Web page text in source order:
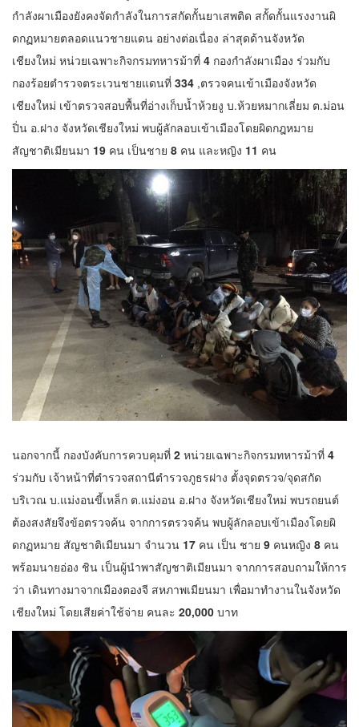
กำลังผาเมืองยังคงจัดกำลังในการสกัดกั้นยาเสพติด สกั้ดกั้นแรงงานผิ
ดกฏหมายตลอดแนวชายแดน อย่างต่อเนื่อง ล่าสุดด้านจังหวัด
เชียงใหม่ หน่วยเฉพาะกิจกรมทหารม้าที่ 4 กองกำลังผาเมือง ร่วมกับ
กองร้อยตำรวจตระเวนชายแดนที่ 334 ,ตรวจคนเข้าเมืองจังหวัด
เชียงใหม่ เข้าตรวจสอบพื้นที่อ่างเก็บน้ำห้วยงู บ.ห้วยหมากเลี่ยม ต.ม่อน
ปิ่น อ.ฝาง จังหวัดเชียงใหม่ พบผู้ลักลอบเข้าเมืองโดยผิดกฎหมาย
สัญชาติเมียนมา 19 คน เป็นชาย 8 คน และหญิง 11 คน
นอกจากนี้ กองบังคับการควบคุมที่ 2 หน่วยเฉพาะกิจกรมทหารม้าที่ 4
ร่วมกับ เจ้าหน้าที่ตำรวจสถานีตำรวจภูธรฝาง ตั้งจุดตรวจ/จุดสกัด
บริเวณ บ.แม่งอนขี้เหล็ก ต.แม่งอน อ.ฝาง จังหวัดเชียงใหม่ พบรถยนต์
ต้องสงสัยจึงข้อตรวจค้น จากการตรวจค้น พบผู้ลักลอบเข้าเมืองโดยผิ
ดกฏหมาย สัญชาติเมียนมา จำนวน 17 คน เป็น ชาย 9 คนหญิง 8 คน
พร้อมนายอ่อง ชิน เป็นผู้นำพาสัญชาติเมียนมา จากการสอบถามให้การ
ว่า เดินทางมาจากเมืองตองจี สหภาพเมียนมา เพื่อมาทำงานในจังหวัด
เชียงใหม่ โดยเสียค่าใช้จ่าย คนละ 20,000 บาท